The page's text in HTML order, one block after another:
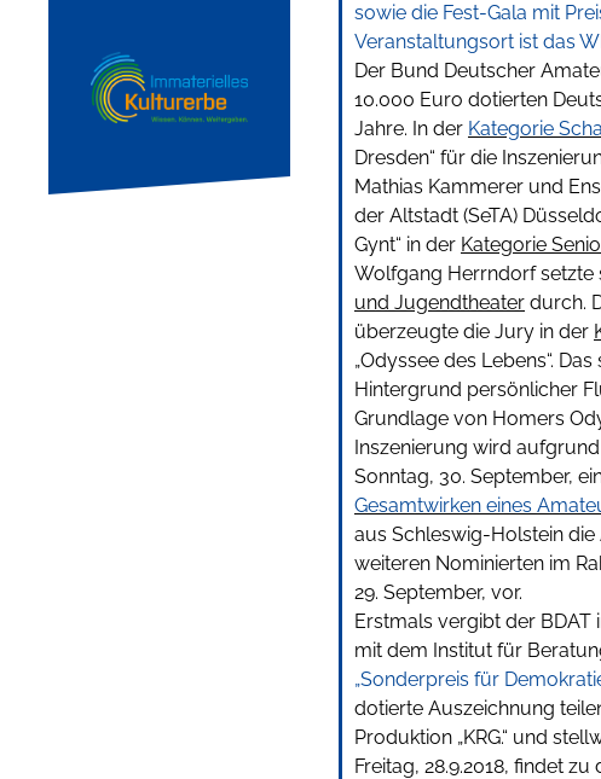
sowie die Fest-Gala mit
Veranstaltungsort ist das
Der Bund Deutscher
10.000 Euro dotierten
Jahre. In der Kategorie
Dresden“ für die
Mathias Kammerer und
der Altstadt (SeTA)
Gynt“ in der Kategorie
Wolfgang Herrndorf setzte
und Jugendtheater durch.
überzeugte die Jury in der
„Odyssee des Lebens“.
Hintergrund persönlicher
Grundlage von Homers
Inszenierung wird
Sonntag, 30. September,
Gesamtwirken eines
aus Schleswig-Holstein
weiteren Nominierten im
29. September, vor.
Erstmals vergibt der BDAT
mit dem Institut für
„Sonderpreis für
dotierte Auszeichnung
Produktion „KRG.“ und
Freitag, 28.9.2018, findet